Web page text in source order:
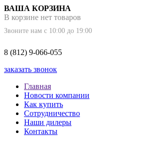
ВАША КОРЗИНА
В корзине нет товаров
Звоните нам с 10:00 до 19:00
8 (812) 9-066-055
заказать звонок
Главная
Новости компании
Как купить
Сотрудничество
Наши дилеры
Контакты